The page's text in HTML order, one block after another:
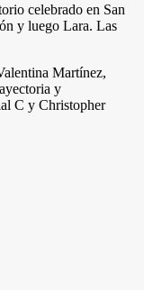
celebrado en San
y luego Lara. Las
Martínez,
y
C y Christopher